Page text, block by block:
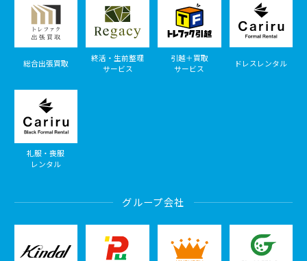
総合出張買取
終活・生前整理
サービス
引越＋買取
サービス
ドレスレンタル
礼服・喪服
レンタル
グループ会社